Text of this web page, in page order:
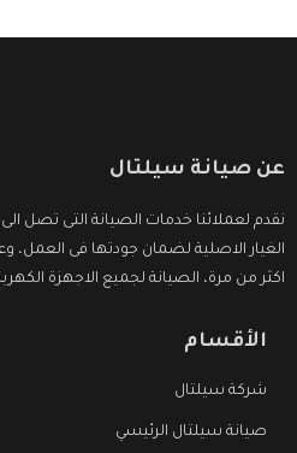
عن صيانة سيلتال
نقدم لعملائنا خدمات الصيانة التى تصل
الغيار الاصلية لضمان جودتها فى
اكثر من مرة، الصيانة لجميع الاجهزة
الأقسام
شركة سيلتال
صيانة سيلتال الرئيسي